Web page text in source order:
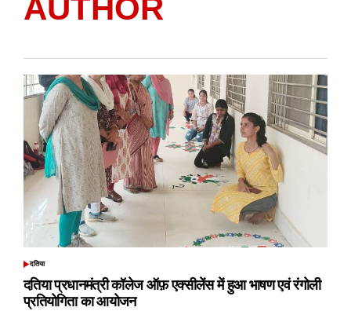
AUTHOR
POSTED
दतिया
दतिया प्रधानमंत्री कॉलेज ऑफ़ एक्सीलेंस में हुआ भाषण एवं रंगोली
प्रतियोगिता का आयोजन